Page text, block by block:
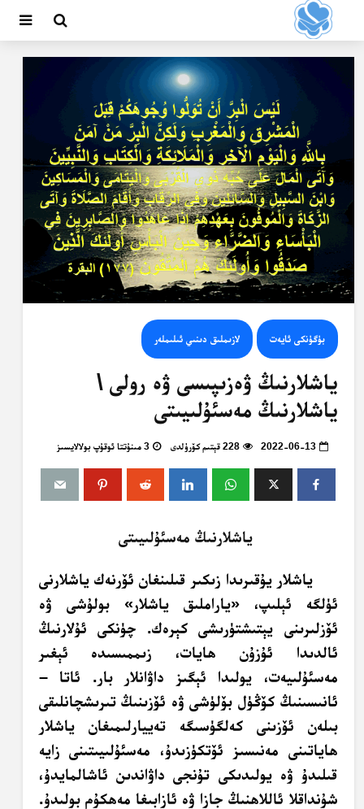
بۈگۈنكى ئايەت لازىملىق دىنىي ئىلىملەر
ياشلارنىڭ ۋەزىپىسى ۋە رولى \
ياشلارنىڭ مەسئۇلىيىتى
2022-06-13 228 قېتىم كۆرۈلدى 3 مىنۇتتا ئوقۇپ بولالايسىز
ياشلارنىڭ مەسئۇلىيىتى
ياشلار يۇقىرىدا زىكىر قىلىنغان ئۆرنەك ياشلارنى
ئۈلگە ئېلىپ، «ياراملىق ياشلار» بولۇشى ۋە
ئۆزلىرىنى يېتىشتۈرىشى كېرەك. چۈنكى ئۇلارنىڭ
ئالدىدا ئۇزۇن ھايات، زىممىسىدە ئېغىر
مەسئۇلىيەت، يولىدا ئېگىز داۋانلار بار. ئاتا –
ئانىسىنىڭ كۆڭۈل بۆلۈشى ۋە ئۆزىنىڭ تىرىشچانلىقى
بىلەن ئۆزىنى كەلگۈسىگە تەييارلىمىغان ياشلار
ھاياتىنى مەنىسىز ئۆتكۈزىدۇ، مەسئۇلىيىتىنى زايە
قىلىدۇ ۋە يولىدىكى تۇنجى داۋاندىن ئاشالمايدۇ،
شۇنداقلا ئاللاھنىڭ جازا ۋە ئازابىغا مەھكۇم بولىدۇ.